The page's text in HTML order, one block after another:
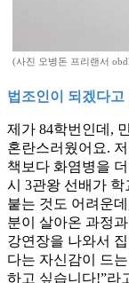
(사진 오병돈 프리랜서
법조인이 되겠다
제가 84학번인데,
혼란스러웠어요.
책보다 화염병을
시 3관왕 선배가
붙는 것도 어려운
분이 살아온 과정
강연장을 나와서
다는 자신감이 드
하고 싶습니다!”라